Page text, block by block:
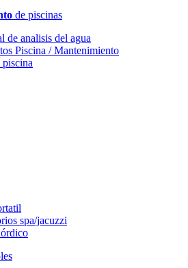
de piscinas
de analisis del agua
Piscina / Mantenimiento
piscina
spa/jacuzzi